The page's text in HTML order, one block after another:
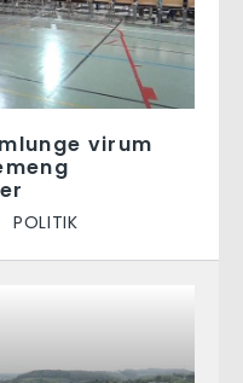
virum
POLITIK